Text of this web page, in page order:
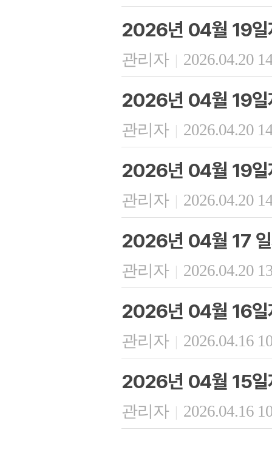
2026년 04월 19일
관리자 | 2026.04.20
2026년 04월 19일
관리자 | 2026.04.20
2026년 04월 19일
관리자 | 2026.04.20
2026년 04월 17 일
관리자 | 2026.04.20
2026년 04월 16일
관리자 | 2026.04.16
2026년 04월 15일
관리자 | 2026.04.16